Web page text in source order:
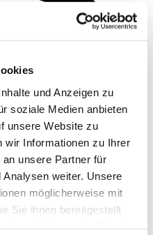
und Anzeigen zu
soziale Medien anbieten
unsere Website zu
wir Informationen zu Ihrer
unsere Partner für
weiter. Unsere
möglicherweise mit
Sie ihnen bereitgestellt